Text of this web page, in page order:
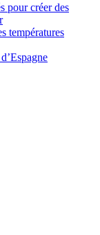
pour créer des
températures